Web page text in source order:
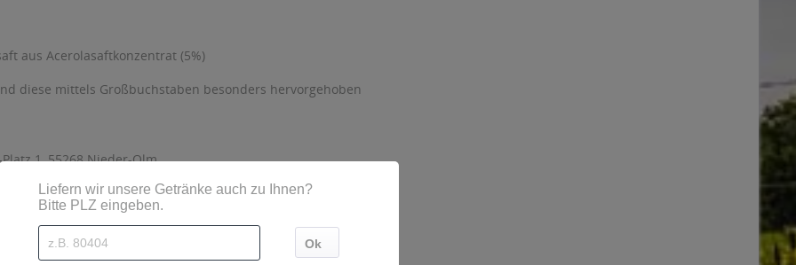
aus Acerolasaftkonzentrat (5%)
diese mittels Großbuchstaben besonders hervorgehoben
1, 55268 Nieder-Olm